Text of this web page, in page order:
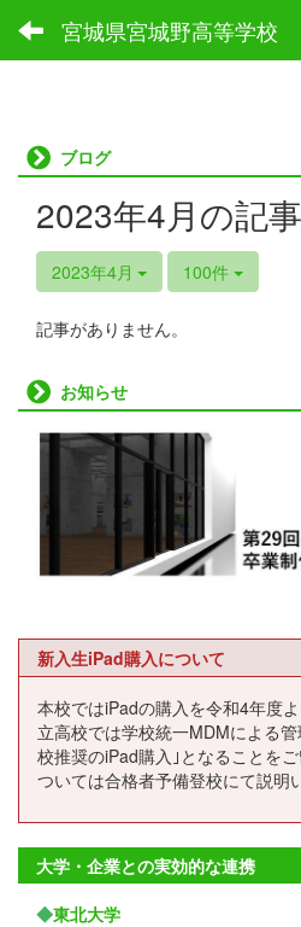
宮城県宮城野高等学校
ブログ
2023年4月の記
2023年4月 100件
記事がありません。
お知らせ
新入生iPad購入について
本校ではiPadの購入を令和4年度
立高校では学校統一MDMによる
校推奨のiPad購入｣となることを
ついては合格者予備登校にて説明
大学・企業との実効的な連携
◆東北大学